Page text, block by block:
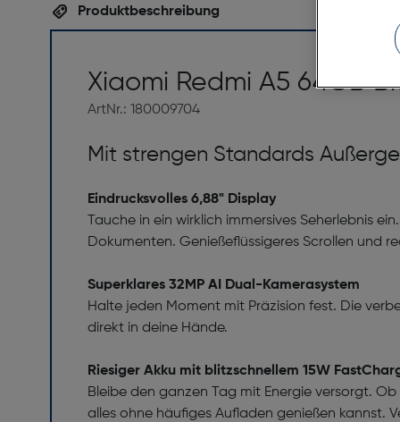
Produktbeschreibung
Xiaomi Redmi A5 64GB
ArtNr.: 180009704
Mit strengen Standards
Eindrucksvolles 6,88" Display
Tauche in ein wirklich immersives Seherlebnis
Dokumenten. Genießeflüssigeres Scrollen und
Superklares 32MP AI Dual-Kamerasystem
Halte jeden Moment mit Präzision fest. Die
direkt in deine Hände.
Riesiger Akku mit blitzschnellem 15W
Bleibe den ganzen Tag mit Energie versorgt.
alles ohne häufiges Aufladen genießen kannst.